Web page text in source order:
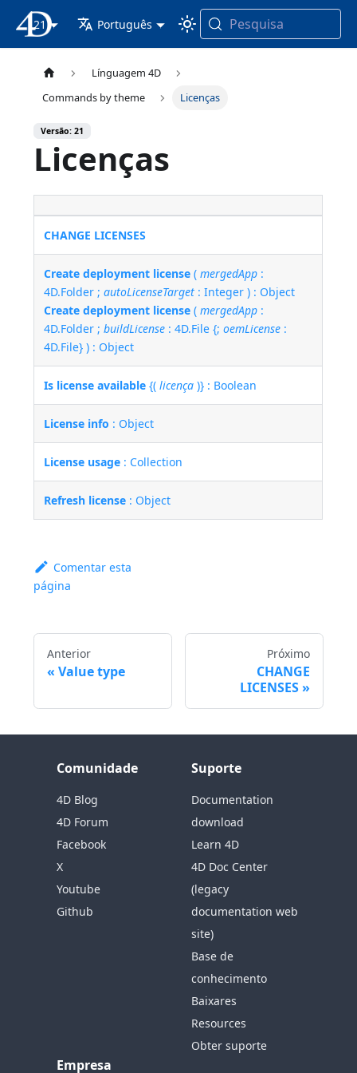
Documentação 4D
21 Português Pesquisa
Línguagem 4D
Commands by theme
Licenças
Versão: 21
Licenças
CHANGE LICENSES
Create deployment license (mergedApp :
4D.Folder ;autoLicenseTarget : Integer ) : Object
Create deployment license (mergedApp :
4D.Folder ;buildLicense : 4D.File {;oemLicense :
4D.File} ) : Object
Is license available {(licença )} : Boolean
License info : Object
License usage : Collection
Refresh license : Object
Comentar esta
página
Anterior
Value type
Próximo
CHANGE
LICENSES
Comunidade
4D Blog
4D Forum
Facebook
X
Youtube
Github
Suporte
Documentation
download
Learn 4D
4D Doc Center
(legacy
documentation web
site)
Base de
conhecimento
Baixares
Resources
Obter suporte
Empresa